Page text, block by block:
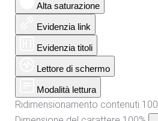
Alta saturazione
Evidenzia link
Evidenzia titoli
Lettore di schermo
Modalità lettura
Ridimensionamento contenuti 100